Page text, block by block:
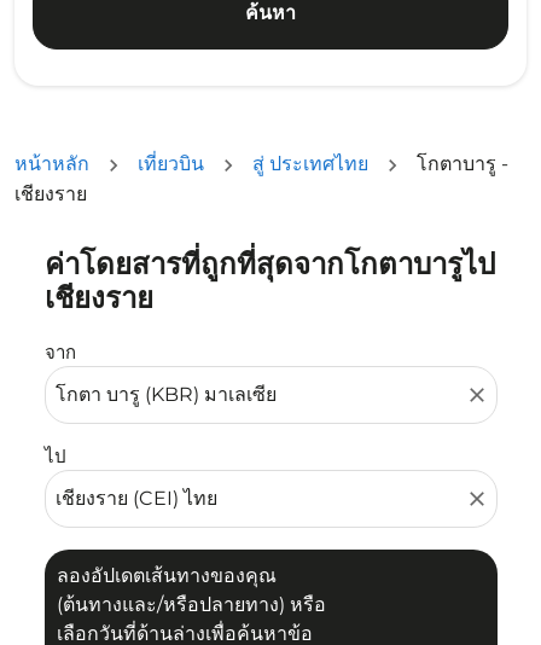
ค้นหา
หน้าหลัก เที่ยวบิน สู่ ประเทศไทย
โกตาบารู -
เชียงราย
ค่าโดยสารที่ถูกที่สุดจากโกตาบารูไป
เชียงราย
จาก
close
ไป
close
ลองอัปเดตเส้นทางของคุณ
(ต้นทางและ/หรือปลายทาง) หรือ
เลือกวันที่ด้านล่างเพื่อค้นหาข้อ
ลองอัปเดตเส้นทางของคุณ (ต้นทางและ/หรือปลายทาง) หรื